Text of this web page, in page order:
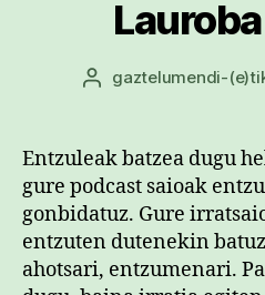
Argitalpenaren
gaztelumendi-
Entzuleak batzea dugu
gure podcast saioak
gonbidatuz. Gure
entzuten dutenekin
ahotsari, entzumenari.